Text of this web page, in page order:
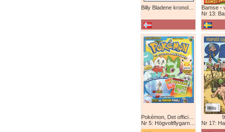
Nr 13: Bamse-
Nr 5: Högvoltflygarna mot Svart Rayquaza!
Nr 17: Harald